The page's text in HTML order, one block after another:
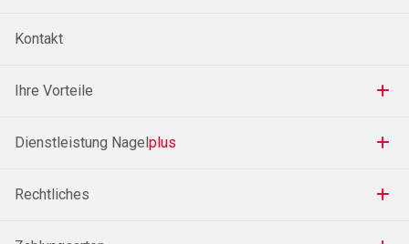
Kontakt
Ihre Vorteile
Dienstleistung Nagelplus
Rechtliches